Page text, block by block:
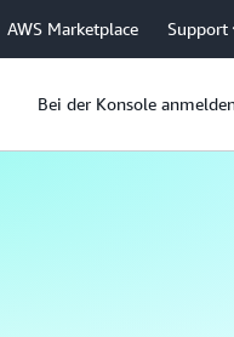
AWS Marketplace Support
Bei der Konsole